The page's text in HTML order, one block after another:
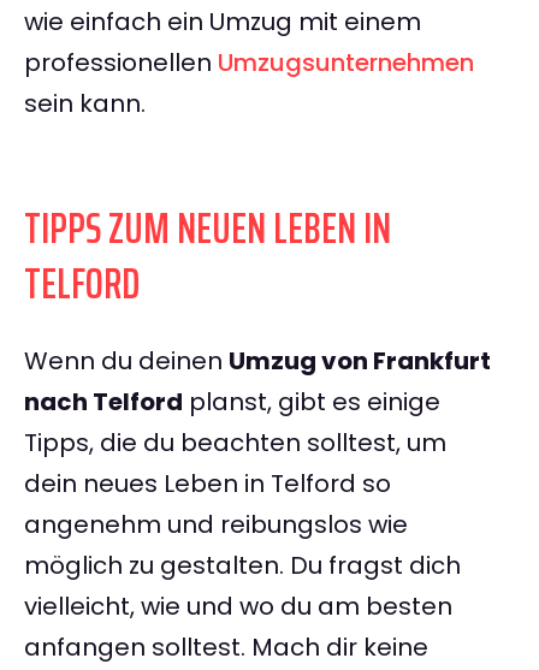
wie einfach ein Umzug mit einem
professionellen Umzugsunternehmen
sein kann.
TIPPS ZUM NEUEN LEBEN IN
TELFORD
Wenn du deinen Umzug von Frankfurt
nach Telford planst, gibt es einige
Tipps, die du beachten solltest, um
dein neues Leben in Telford so
angenehm und reibungslos wie
möglich zu gestalten. Du fragst dich
vielleicht, wie und wo du am besten
anfangen solltest. Mach dir keine